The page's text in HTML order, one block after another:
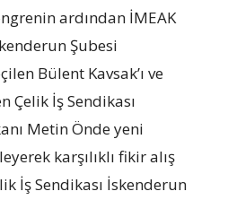
ardından İMEAK
Şubesi
Bülent Kavsak’ı ve
Çelik İş Sendikası
Metin Önde yeni
karşılıklı fikir alış
İş Sendikası İskenderun